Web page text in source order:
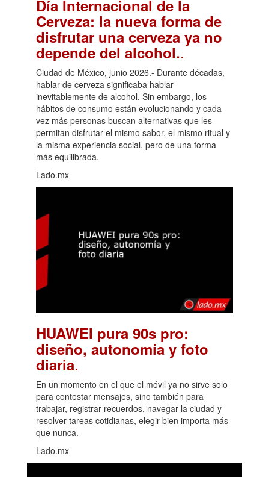
Día Internacional de la
Cerveza: la nueva forma de
disfrutar una cerveza ya no
depende del alcohol..
Ciudad de México, junio 2026.- Durante décadas,
hablar de cerveza significaba hablar
inevitablemente de alcohol. Sin embargo, los
hábitos de consumo están evolucionando y cada
vez más personas buscan alternativas que les
permitan disfrutar el mismo sabor, el mismo ritual y
la misma experiencia social, pero de una forma
más equilibrada.
Lado.mx
HUAWEI pura 90s pro:
diseño, autonomía y foto
diaria.
En un momento en el que el móvil ya no sirve solo
para contestar mensajes, sino también para
trabajar, registrar recuerdos, navegar la ciudad y
resolver tareas cotidianas, elegir bien importa más
que nunca.
Lado.mx